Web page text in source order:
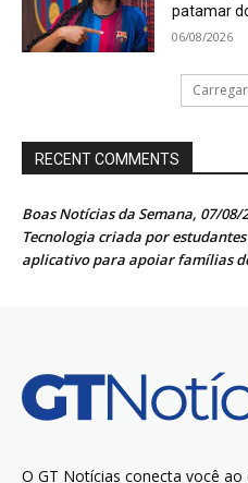
patamar
06/08/2026
RECENT COMMENTS
Boas Notícias da Semana, 07/08/
Tecnologia criada por
aplicativo para apoiar famílias
O GT Notícias conecta você